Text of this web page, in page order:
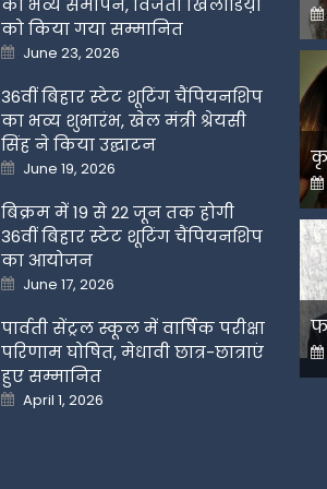
का भव्य समापन, विजेता खिलाडिय़ों
को किया गया सम्मानित
Posted
on
June 23, 2026
36वीं बिहार स्टेट शूटिंग चैंपियनशिप
का भव्य शुभारंभ, खेल मंत्री श्रेयसी
सिंह ने किया उद्घाटन
Posted
on
June 19, 2026
बिक्रम में 19 से 22 जून तक होगी
36वीं बिहार स्टेट शूटिंग चैंपियनशिप
का आयोजन
Posted
on
June 17, 2026
पार्वती सेंट्रल स्कूल में वार्षिक परीक्षा
परिणाम घोषित, मेधावी छात्र-छात्राएं
हुए सम्मानित
Posted
on
April 1, 2026